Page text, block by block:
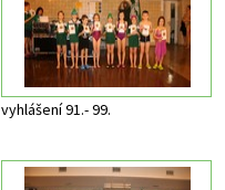
vyhlášení 91.- 99.